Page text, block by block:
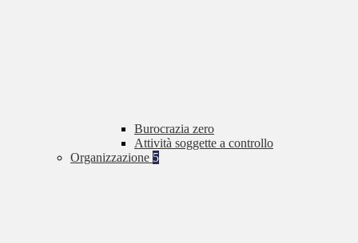
Burocrazia zero
Attività soggette a controllo
Organizzazione 5